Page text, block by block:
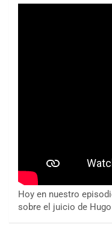
Hoy en nuestro
sobre el juicio de